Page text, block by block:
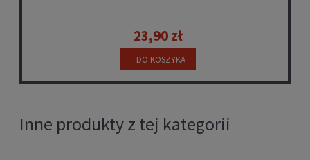
23,90 zł
DO KOSZYKA
Inne produkty z tej kategorii